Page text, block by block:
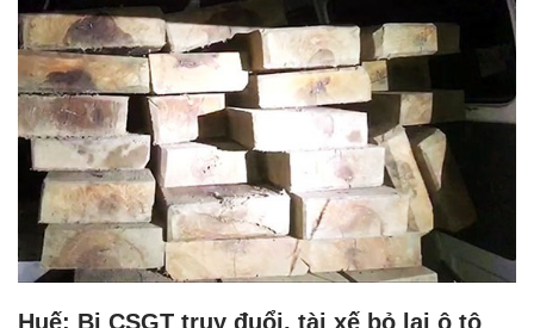
Huế: Bị CSGT truy đuổi, tài xế bỏ lại ô tô